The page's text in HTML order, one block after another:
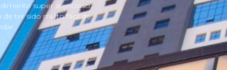
super atencioso
de ter sido muito fácil de